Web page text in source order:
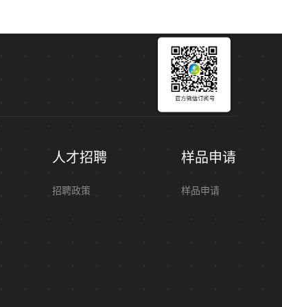
人才招聘
招聘政策
样品申请
样品申请